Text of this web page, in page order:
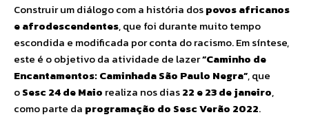
Construir um diálogo com a história dospovos africanos
e afrodescendentes, que foi durante muito tempo
escondida e modificada por conta do racismo. Em síntese,
este é o objetivo da atividade de lazer“Caminho de
Encantamentos: Caminhada São Paulo Negra”, que
oSesc 24 de Maio realiza nos dias22 e23 de janeiro,
como parte da programação do Sesc Verão 2022.